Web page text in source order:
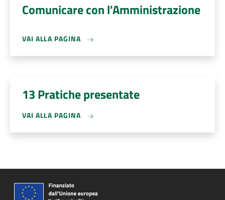
Comunicare con l'Amministrazione
VAI ALLA PAGINA
13 Pratiche presentate
VAI ALLA PAGINA